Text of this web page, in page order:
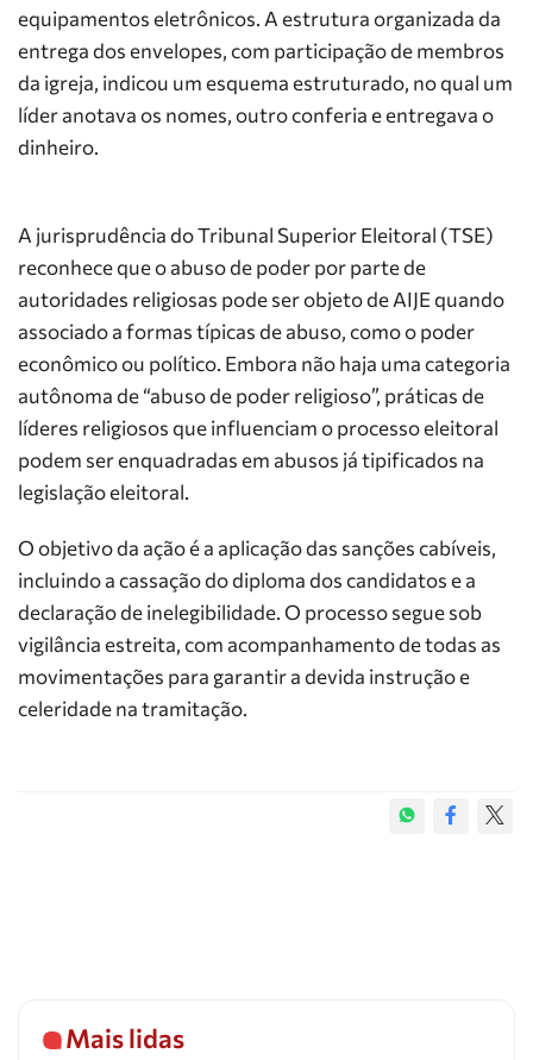
equipamentos eletrônicos. A estrutura organizada da
entrega dos envelopes, com participação de membros
da igreja, indicou um esquema estruturado, no qual um
líder anotava os nomes, outro conferia e entregava o
dinheiro.
A jurisprudência do Tribunal Superior Eleitoral (TSE)
reconhece que o abuso de poder por parte de
autoridades religiosas pode ser objeto de AIJE quando
associado a formas típicas de abuso, como o poder
econômico ou político. Embora não haja uma categoria
autônoma de “abuso de poder religioso”, práticas de
líderes religiosos que influenciam o processo eleitoral
podem ser enquadradas em abusos já tipificados na
legislação eleitoral.
O objetivo da ação é a aplicação das sanções cabíveis,
incluindo a cassação do diploma dos candidatos e a
declaração de inelegibilidade. O processo segue sob
vigilância estreita, com acompanhamento de todas as
movimentações para garantir a devida instrução e
celeridade na tramitação.
Mais lidas